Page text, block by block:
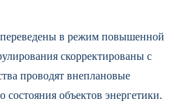
в режим повышенной
скорректированы с
проводят внеплановые
объектов энергетики.